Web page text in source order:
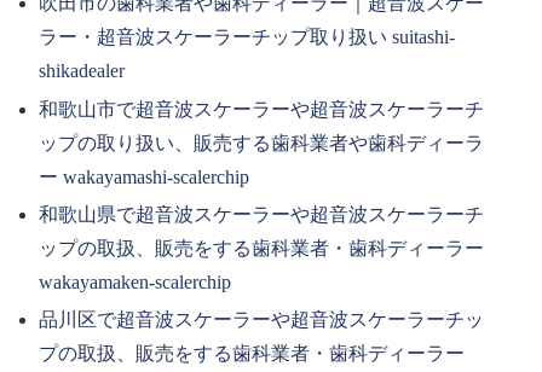
ラー・超音波スケーラーチップ取り扱い suitashi-
shikadealer
和歌山市で超音波スケーラーや超音波スケーラーチ
ップの取り扱い、販売する歯科業者や歯科ディーラ
ー wakayamashi-scalerchip
和歌山県で超音波スケーラーや超音波スケーラーチ
ップの取扱、販売をする歯科業者・歯科ディーラー
wakayamaken-scalerchip
品川区で超音波スケーラーや超音波スケーラーチッ
プの取扱、販売をする歯科業者・歯科ディーラー